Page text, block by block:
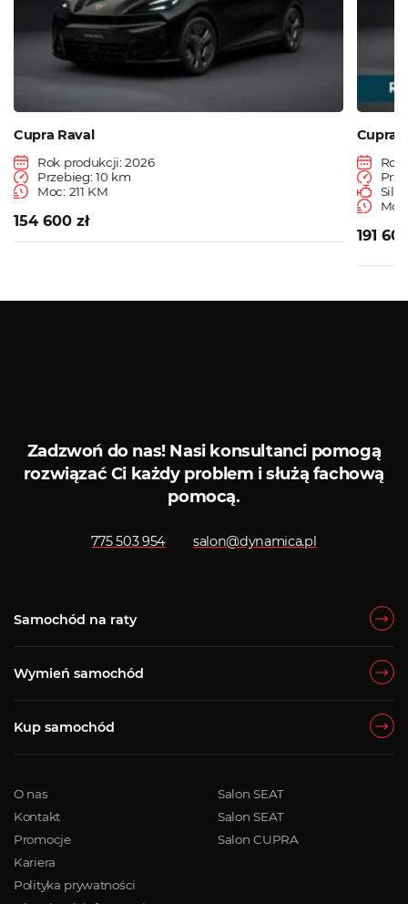
Cupra Raval
Rok produkcji: 2026
Przebieg: 10 km
Moc: 211 KM
154 600 zł
Cupra
Rok
191
Zadzwoń do nas!Nasi konsultanci pomogą
rozwiązać Ci każdy problem i służą fachową
pomocą.
775 503 954 salon@dynamica.pl
Samochód na raty
Wymień samochód
Kup samochód
O nas
Kontakt
Promocje
Kariera
Polityka prywatności
Salon SEAT
Salon SEAT
Salon CUPRA